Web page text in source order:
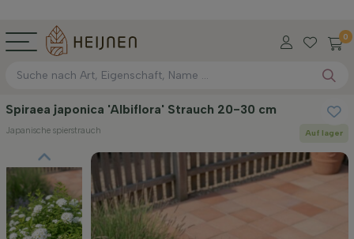
0
Spiraea japonica 'Albiflora' Strauch 20-30 cm
Japanische spierstrauch Auf lager